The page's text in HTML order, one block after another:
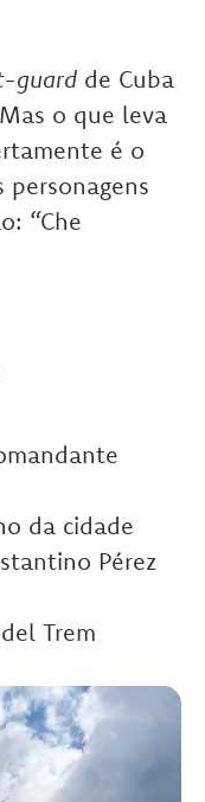
guard de Cuba
o que leva
é o
personagens
“Che
da cidade
Pérez
Trem